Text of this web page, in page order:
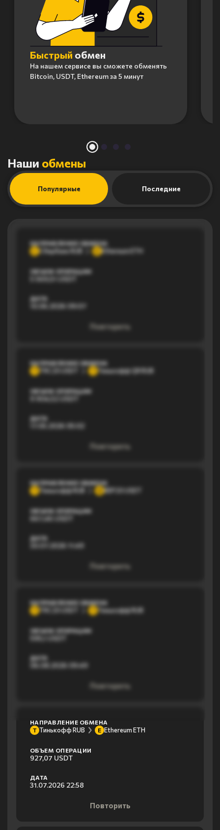
Быстрый обмен
На нашем сервисе вы сможете обменять
Bitcoin, USDT, Ethereum за 5 минут
Наши обмены
Популярные Последние
НАПРАВЛЕНИЕ ОБМЕНА
Сбербанк RUB Ethereum ETH
ОБЪЕМ ОПЕРАЦИИ
ДАТА
10.06.2026 09:07
Повторить
НАПРАВЛЕНИЕ ОБМЕНА
T
Тинькофф QR RUB
ОБЪЕМ ОПЕРАЦИИ
ДАТА
17.05.2026 05:02
Повторить
НАПРАВЛЕНИЕ ОБМЕНА
Т
Тинькофф RUB BEP20 USDT
ОБЪЕМ ОПЕРАЦИИ
ДАТА
30.07.2026 11:49
Повторить
НАПРАВЛЕНИЕ ОБМЕНА
T
Тинькофф RUB
ОБЪЕМ ОПЕРАЦИИ
ДАТА
06.08.2026 09:49
Повторить
НАПРАВЛЕНИЕ ОБМЕНА
Т Тинькофф RUB E Ethereum ETH
ОБЪЕМ ОПЕРАЦИИ
927,07 USDT
ДАТА
31.07.2026 22:58
Повторить